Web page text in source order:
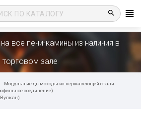
search
все печи-камины из наличия в
торговом зале
Модульные дымоходы из нержавеющей стали
соединение)